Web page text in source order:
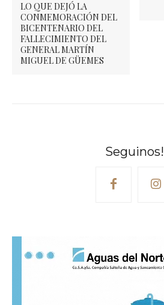
LO QUE DEJÓ LA
CONMEMORACIÓN DEL
BICENTENARIO DEL
FALLECIMIENTO DEL
GENERAL MARTÍN
MIGUEL DE GÜEMES
Seguinos!